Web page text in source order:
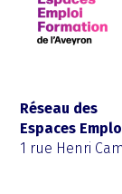
Réseau des
Espaces
1 rue Henri